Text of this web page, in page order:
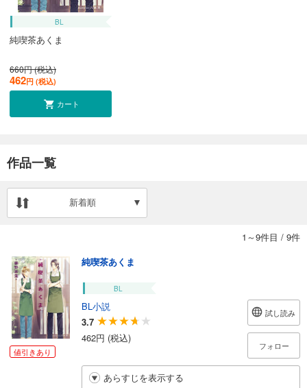
BL
純喫茶あくま
660円 (税込)
462円 (税込)
カート
作品一覧
新着順
1～9件目 / 9件
値引きあり
純喫茶あくま
BL
BL小説
3.7
462円 (税込)
試し読み
フォロー
あらすじを表示する